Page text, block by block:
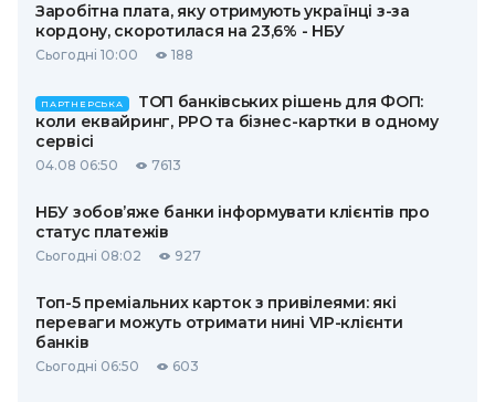
Заробітна плата, яку отримують українці з-за
кордону, скоротилася на 23,6% - НБУ
Сьогодні 10:00 188
ПАРТНЕРСЬКА
ТОП банківських рішень для ФОП:
коли еквайринг, РРО та бізнес-картки в одному
сервісі
04.08 06:50 7613
НБУ зобов’яже банки інформувати клієнтів про
статус платежів
Сьогодні 08:02 927
Топ-5 преміальних карток з привілеями: які
переваги можуть отримати нині VIP-клієнти
банків
Сьогодні 06:50 603